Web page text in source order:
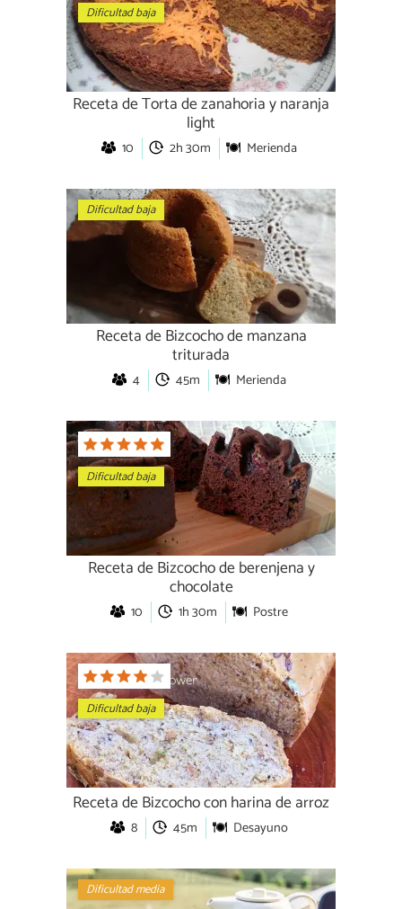
Dificultad baja
Receta de Torta de zanahoria y naranja
light
10 2h 30m Merienda
Dificultad baja
Receta de Bizcocho de manzana
triturada
4 45m Merienda
Dificultad baja
Receta de Bizcocho de berenjena y
chocolate
10 1h 30m Postre
Dificultad baja
Receta de Bizcocho con harina de arroz
8 45m Desayuno
Dificultad media